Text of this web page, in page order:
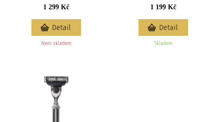
1 299 Kč
Není skladem
Detail
1 199 Kč
Skladem
Detail